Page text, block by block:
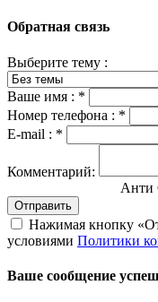
Обратная связь
Выберите тему :
Ваше имя : *
Номер телефона : *
E-mail : *
Комментарий:
Отправить
Нажимая кнопку
условиями Политики
Ваше сообщение